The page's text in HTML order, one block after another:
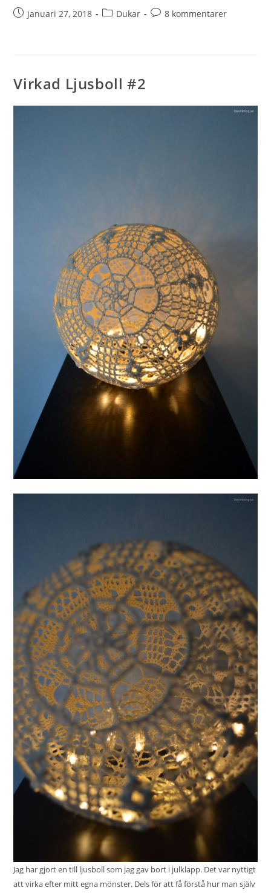
januari 27, 2018 Dukar 8 kommentarer
Virkad Ljusboll #2
Jag har gjort en till ljusboll som jag gav bort i julklapp. Det var nyttigt
att virka efter mitt egna mönster. Dels för att få förstå hur man själv